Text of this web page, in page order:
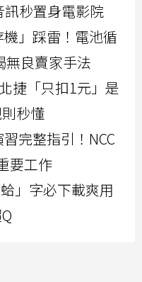
秒置身電影院
」踩雷！電池循
無良賣家手法
捷「只扣1元」是
秒懂
完整指引！NCC
要工作
」字必下載爽用